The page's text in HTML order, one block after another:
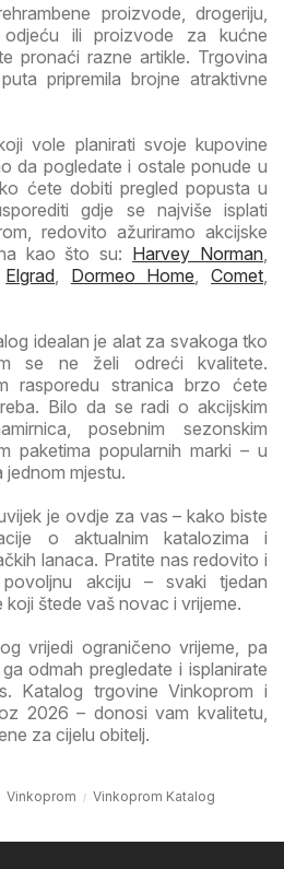
proizvode, drogeriju,
odjeću ili proizvode za kućne
pronaći razne artikle. Trgovina
pripremila brojne atraktivne
vole planirati svoje kupovine
da pogledate i ostale ponude u
ćete dobiti pregled popusta u
gdje se najviše isplati
redovito ažuriramo akcijske
kao što su: Harvey Norman
Elgrad Dormeo Home ,Comet
idealan je alat za svakoga tko
se ne želi odreći kvalitete.
rasporedu stranica brzo ćete
Bilo da se radi o akcijskim
posebnim sezonskim
paketima popularnih marki – u
mjestu.
je ovdje za vas – kako biste
o aktualnim katalozima i
lanaca. Pratite nas redovito i
akciju – svaki tjedan
štede vaš novac i vrijeme.
vrijedi ograničeno vrijeme, pa
odmah pregledate i isplanirate
Katalog trgovine Vinkoprom i
2026 – donosi vam kvalitetu,
za cijelu obitelj.
Vinkoprom Vinkoprom Katalog